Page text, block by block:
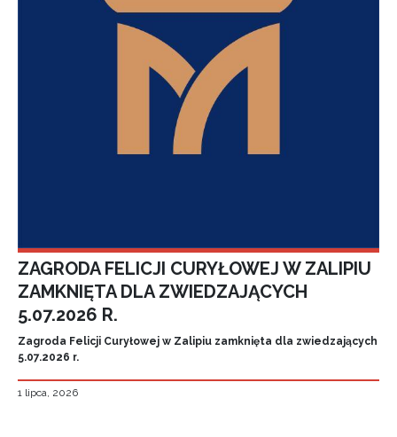
ZAGRODA FELICJI CURYŁOWEJ W ZALIPIU
ZAMKNIĘTA DLA ZWIEDZAJĄCYCH
5.07.2026 R.
Zagroda Felicji Curyłowej w Zalipiu zamknięta dla zwiedzających
5.07.2026 r.
1 lipca, 2026